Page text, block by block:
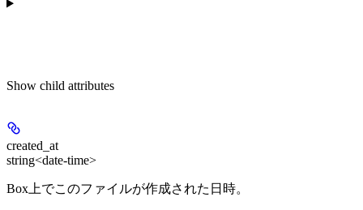
Show child attributes
created_at
string<date-time>
Box上でこのファイルが作成された日時。